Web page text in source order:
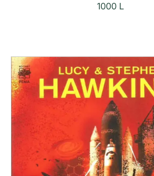
1000 L